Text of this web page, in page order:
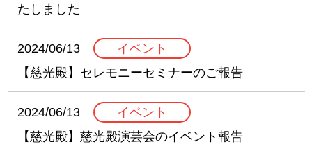
たしました
2024/06/13
イベント
【慈光殿】セレモニーセミナーのご報告
2024/06/13
イベント
【慈光殿】慈光殿演芸会のイベント報告